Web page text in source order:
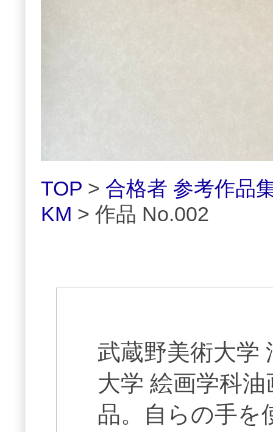
TOP > 合格者 参考作品
KM > 作品 No.002
武蔵野美術大学
大学 絵画学科
品。自らの手を